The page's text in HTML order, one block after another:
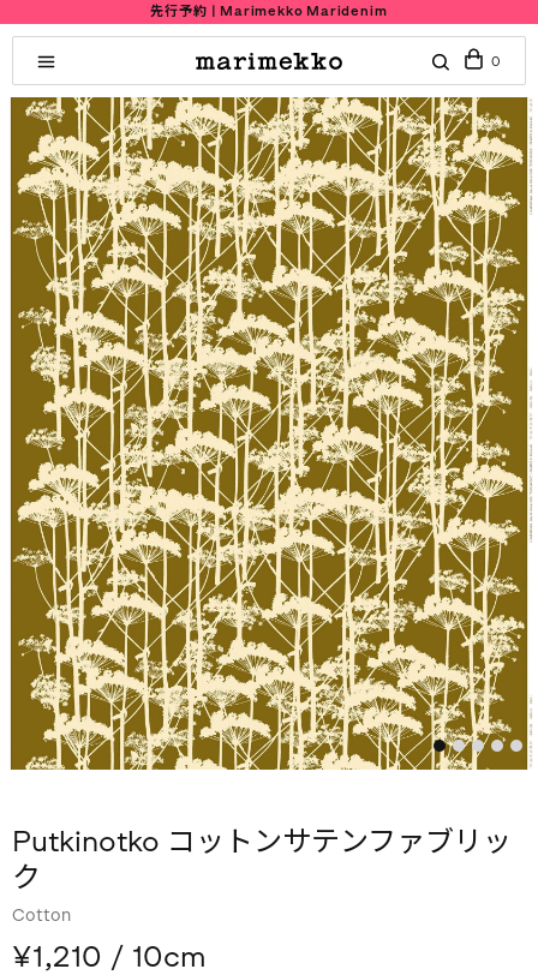
先行予約 | Marimekko Maridenim
0
Putkinotko コットンサテンファブリッ
ク
Cotton
¥1,210 / 10cm